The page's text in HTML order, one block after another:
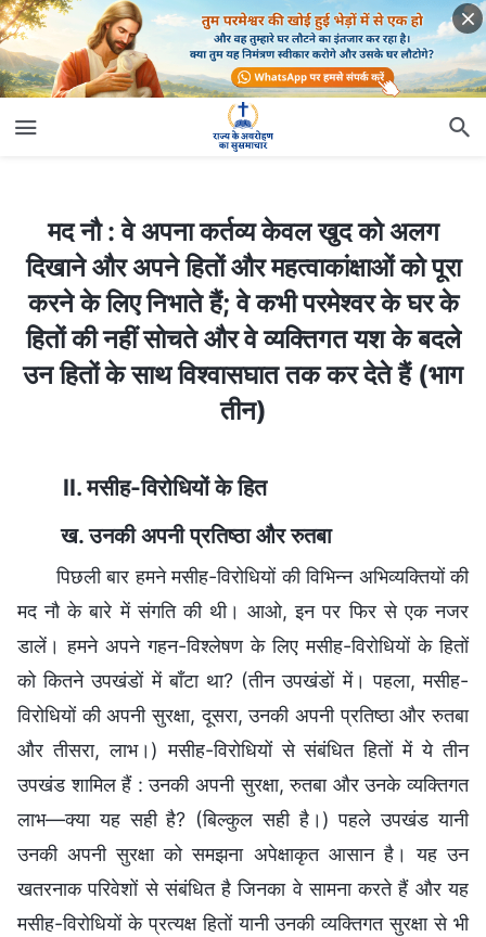
मद नौ : वे अपना कर्तव्य केवल खुद को अलग
दिखाने और अपने हितों और महत्वाकांक्षाओं को पूरा
करने के लिए निभाते हैं; वे कभी परमेश्वर के घर के
हितों की नहीं सोचते और वे व्यक्तिगत यश के बदले
उन हितों के साथ विश्वासघात तक कर देते हैं (भाग
तीन)
II. मसीह-विरोधियों के हित
ख. उनकी अपनी प्रतिष्ठा और रुतबा
पिछली बार हमने मसीह-विरोधियों की विभिन्न अभिव्यक्तियों की
मद नौ के बारे में संगति की थी। आओ, इन पर फिर से एक नजर
डालें। हमने अपने गहन-विश्लेषण के लिए मसीह-विरोधियों के हितों
को कितने उपखंडों में बाँटा था? (तीन उपखंडों में। पहला, मसीह-
विरोधियों की अपनी सुरक्षा, दूसरा, उनकी अपनी प्रतिष्ठा और रुतबा
और तीसरा, लाभ।) मसीह-विरोधियों से संबंधित हितों में ये तीन
उपखंड शामिल हैं : उनकी अपनी सुरक्षा, रुतबा और उनके व्यक्तिगत
लाभ—क्या यह सही है? (बिल्कुल सही है।) पहले उपखंड यानी
उनकी अपनी सुरक्षा को समझना अपेक्षाकृत आसान है। यह उन
खतरनाक परिवेशों से संबंधित है जिनका वे सामना करते हैं और यह
मसीह-विरोधियों के प्रत्यक्ष हितों यानी उनकी व्यक्तिगत सुरक्षा से भी